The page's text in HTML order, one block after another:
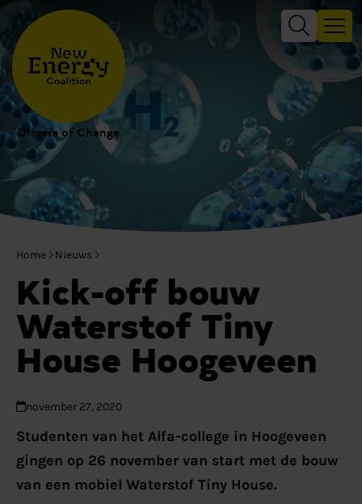
Drivers of Change
Home Nieuws
Kick-off bouw
Waterstof Tiny
House Hoogeveen
november 27, 2020
Studenten van het Alfa-college in Hoogeveen
gingen op 26 november van start met de bouw
van een mobiel Waterstof Tiny House.